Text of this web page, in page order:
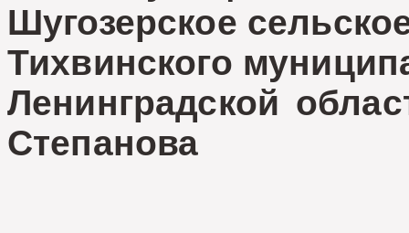
Шугозерское
Тихвинского
Степанова